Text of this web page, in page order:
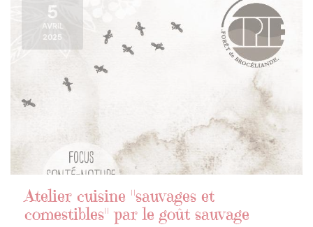
5
AVRIL
2025
Atelier cuisine "sauvages et
comestibles" par le goût sauvage